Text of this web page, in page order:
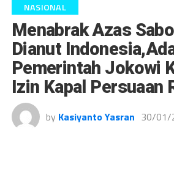
NASIONAL
Menabrak Azas
Dianut
Pemerintah Jokowi
Izin Kapal Persuaan
by Kasiyanto Yasran 30/01/